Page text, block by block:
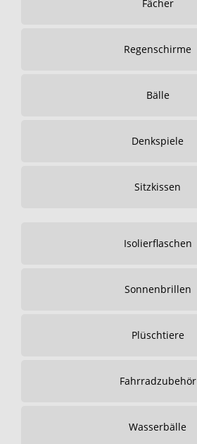
Fächer
Regenschirme
Bälle
Denkspiele
Sitzkissen
Isolierflaschen
Sonnenbrillen
Plüschtiere
Fahrradzubehör
Wasserbälle